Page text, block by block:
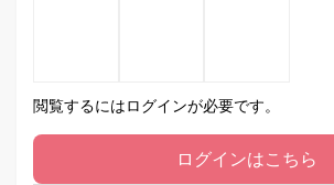
閲覧するにはログインが必要です。
ログインはこちら